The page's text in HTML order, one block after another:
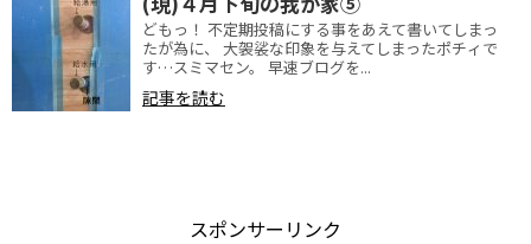
どもっ！ 不定期投稿にする事をあえて書いてしまっ
たが為に、 大袈裟な印象を与えてしまったポチィで
す…スミマセン。 早速ブログを...
記事を読む
スポンサーリンク